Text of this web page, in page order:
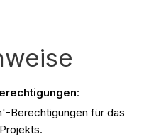
:
Berechtigungen für das